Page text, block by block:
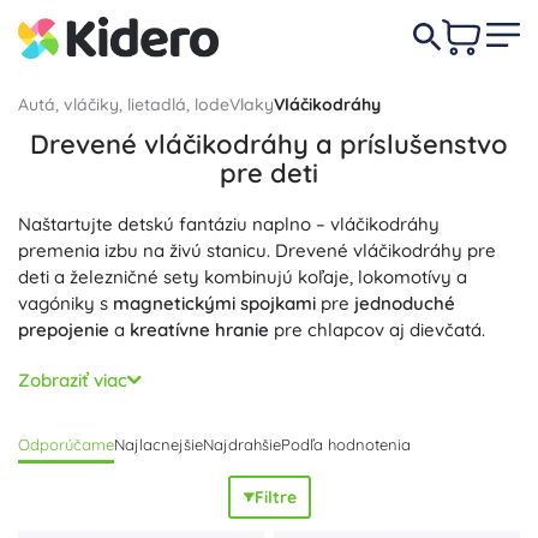
Autá, vláčiky, lietadlá, lodeVlakyVláčikodráhy
Drevené vláčikodráhy a príslušenstvo
pre deti
Naštartujte detskú fantáziu naplno – vláčikodráhy
premenia izbu na živú stanicu. Drevené vláčikodráhy pre
deti a železničné sety kombinujú koľaje, lokomotívy a
vagóniky s magnetickými spojkami pre jednoduché
prepojenie a kreatívne hranie pre chlapcov aj dievčatá.
Vyberte si štartovací set alebo si postavte rozsiahlu trať z
drevených koľajníc, výhybiek, mostov a tunelov. Kvalitné
prinášajúodolnosťa dlhú životnosť. Modulárny systém a
umožňujú ľubovoľné kombinácie aj
postupné dopĺňanie o príslušenstvo. Vláčikodráha rozvíja
logické mysleniea
Zobraziť viac
OdporúčameNajlacnejšieNajdrahšiePodľa hodnotenia
Filtre